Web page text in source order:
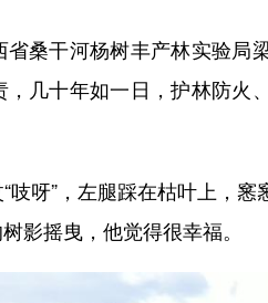
干河杨树丰产林实验局
几十年如一日，护林防火
呀”，左腿踩在枯叶上，窸
影摇曳，他觉得很幸福。